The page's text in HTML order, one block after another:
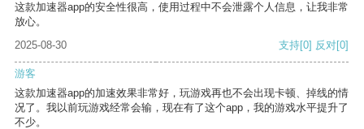
这款加速器app的安全性很高，使用过程中不会泄露个人信息，让我非常
放心。
2025-08-30
支持[0] 反对[0]
游客
这款加速器app的加速效果非常好，玩游戏再也不会出现卡顿、掉线的情
况了。我以前玩游戏经常会输，现在有了这个app，我的游戏水平提升了
不少。